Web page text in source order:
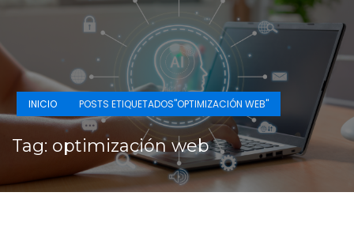
INICIO POSTS ETIQUETADOS"OPTIMIZACIÓN WEB"
Tag: optimización web